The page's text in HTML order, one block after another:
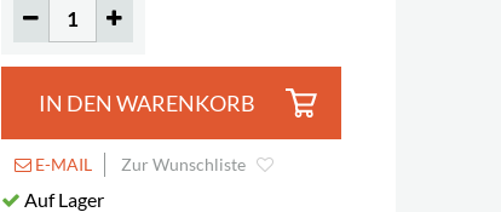
IN DEN WARENKORB
E-MAIL Zur Wunschliste
Auf Lager